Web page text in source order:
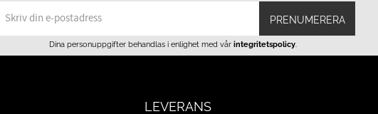
PRENUMERERA
Dina personuppgifter behandlas i enlighet med vår integritetspolicy.
LEVERANS